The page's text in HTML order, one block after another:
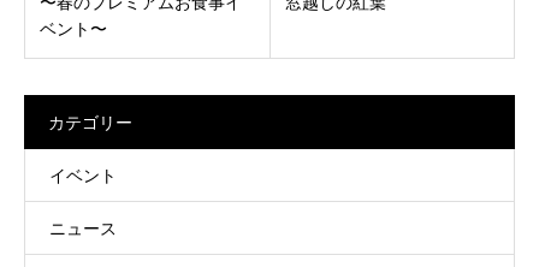
ベント〜
カテゴリー
イベント
ニュース